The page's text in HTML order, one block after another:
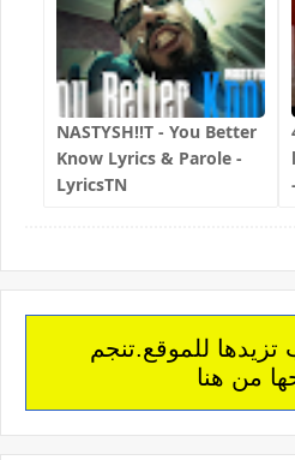
NASTYSH!!T - You Better
Know Lyrics & Parole -
LyricsTN
للموقع.تنجم
من هنا